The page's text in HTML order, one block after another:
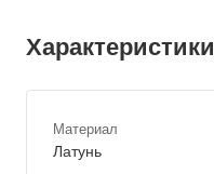
Характеристики
Материал
Латунь